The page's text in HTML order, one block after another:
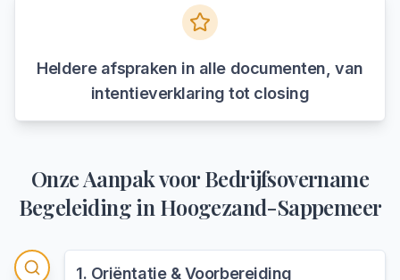
Heldere afspraken in alle documenten, van
intentieverklaring tot closing
Onze Aanpak voorBedrijfsovername
Begeleidingin Hoogezand-Sappemeer
1. Oriëntatie & Voorbereiding